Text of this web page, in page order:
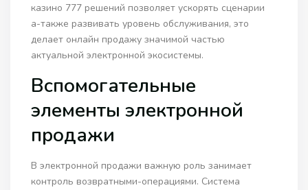
казино 777 решений позволяет ускорять сценарии
а-также развивать уровень обслуживания, это
делает онлайн продажу значимой частью
актуальной электронной экосистемы.
Вспомогательные
элементы электронной
продажи
В электронной продажи важную роль занимает
контроль возвратными-операциями. Система